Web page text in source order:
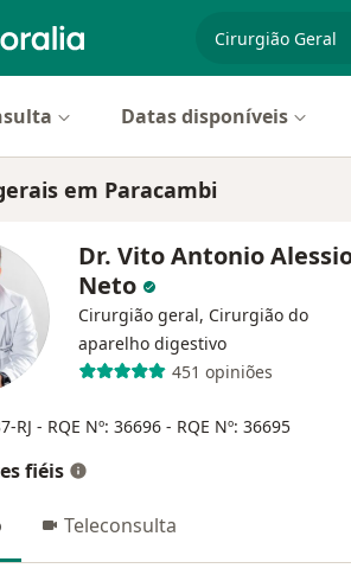
Datas disponíveis
em Paracambi
Dr. Vito Antonio
Neto
Cirurgião geral, Cirurgião do
aparelho digestivo
451 opiniões
RJ - RQE Nº: 36696 - RQE Nº: 36695
fiéis
Teleconsulta